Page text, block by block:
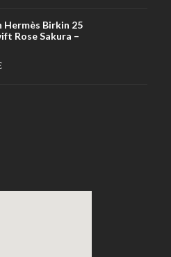
Hermès Birkin 25
Rose Sakura –